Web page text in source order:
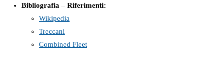
Bibliografia – Riferimenti:
Wikipedia
Treccani
Combined Fleet